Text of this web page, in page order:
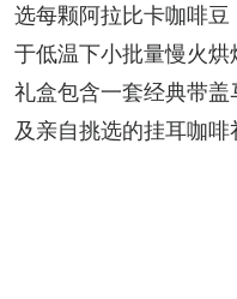
选每颗阿拉比卡咖啡豆
于低温下小批量慢火烘
礼盒包含一套经典带
及亲自挑选的挂耳咖啡